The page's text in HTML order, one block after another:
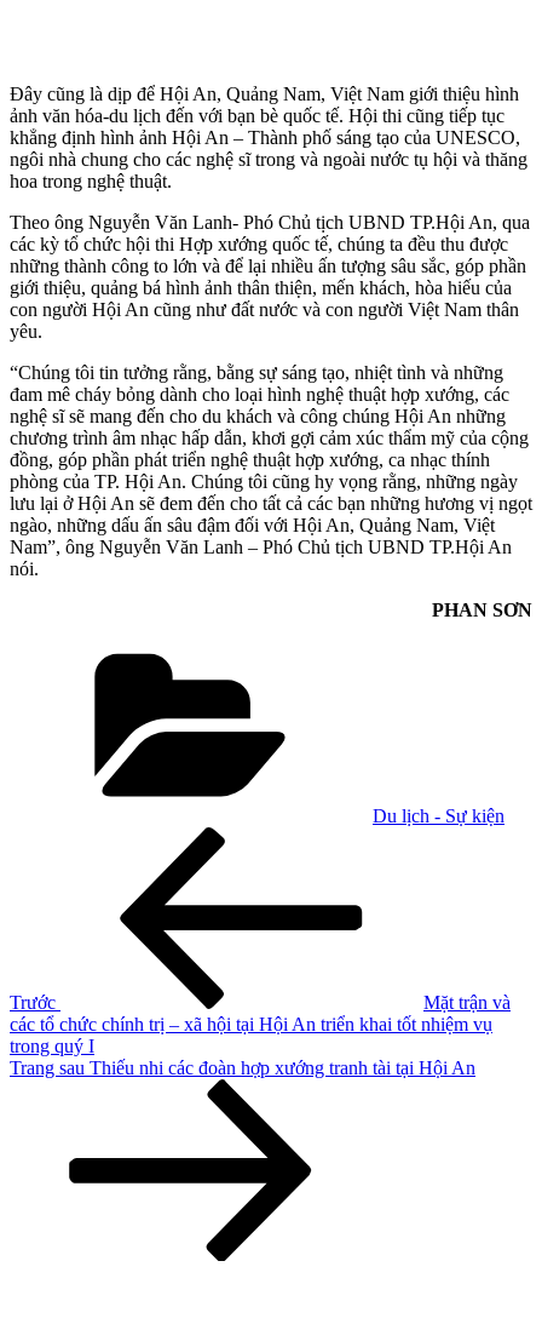
Đây cũng là dịp để Hội An, Quảng Nam, Việt Nam giới thiệu hình
ảnh văn hóa-du lịch đến với bạn bè quốc tế. Hội thi cũng tiếp tục
khẳng định hình ảnh Hội An – Thành phố sáng tạo của UNESCO,
ngôi nhà chung cho các nghệ sĩ trong và ngoài nước tụ hội và thăng
hoa trong nghệ thuật.
Theo ông Nguyễn Văn Lanh- Phó Chủ tịch UBND TP.Hội An, qua
các kỳ tổ chức hội thi Hợp xướng quốc tế, chúng ta đều thu được
những thành công to lớn và để lại nhiều ấn tượng sâu sắc, góp phần
giới thiệu, quảng bá hình ảnh thân thiện, mến khách, hòa hiếu của
con người Hội An cũng như đất nước và con người Việt Nam thân
yêu.
“Chúng tôi tin tưởng rằng, bằng sự sáng tạo, nhiệt tình và những
đam mê cháy bỏng dành cho loại hình nghệ thuật hợp xướng, các
nghệ sĩ sẽ mang đến cho du khách và công chúng Hội An những
chương trình âm nhạc hấp dẫn, khơi gợi cảm xúc thẩm mỹ của cộng
đồng, góp phần phát triển nghệ thuật hợp xướng, ca nhạc thính
phòng của TP. Hội An. Chúng tôi cũng hy vọng rằng, những ngày
lưu lại ở Hội An sẽ đem đến cho tất cả các bạn những hương vị ngọt
ngào, những dấu ấn sâu đậm đối với Hội An, Quảng Nam, Việt
Nam”, ông Nguyễn Văn Lanh – Phó Chủ tịch UBND TP.Hội An
nói.
PHAN SƠN
Du lịch - Sự kiện
Trước
Mặt trận và
các tổ chức chính trị – xã hội tại Hội An triển khai tốt nhiệm vụ
trong quý I
Bài
Trang sau Thiếu nhi các đoàn hợp xướng tranh tài tại Hội An